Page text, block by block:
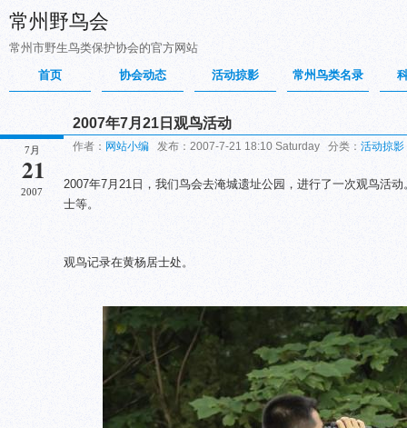
常州野鸟会
常州市野生鸟类保护协会的官方网站
首页
协会动态 活动掠影 常州鸟类名录
7月
21
2007
2007年7月21日观鸟活动
作者： 网站小编 发布：2007-7-21 18:10 Saturday 分类： 活动掠影
2007年7月21日，我们鸟会去淹城遗址公园，进行了一次观鸟活
士等。
观鸟记录在黄杨居士处。